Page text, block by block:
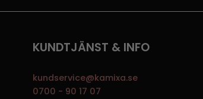
KUNDTJÄNST & INFO
kundservice@kamixa.se
0700 - 90 17 07